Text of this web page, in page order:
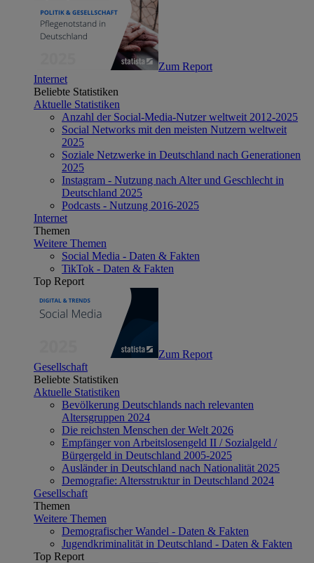
Zum Report
Internet
Beliebte Statistiken
Aktuelle Statistiken
Anzahl der Social-Media-Nutzer weltweit 2012-2025
Social Networks mit den meisten Nutzern weltweit
2025
Soziale Netzwerke in Deutschland nach Generationen
2025
Instagram - Nutzung nach Alter und Geschlecht in
Deutschland 2025
Podcasts - Nutzung 2016-2025
Internet
Themen
Weitere Themen
Social Media - Daten & Fakten
TikTok - Daten & Fakten
Top Report
Zum Report
Gesellschaft
Beliebte Statistiken
Aktuelle Statistiken
Bevölkerung Deutschlands nach relevanten
Altersgruppen 2024
Die reichsten Menschen der Welt 2026
Empfänger von Arbeitslosengeld II / Sozialgeld /
Bürgergeld in Deutschland 2005-2025
Ausländer in Deutschland nach Nationalität 2025
Demografie: Altersstruktur in Deutschland 2024
Gesellschaft
Themen
Weitere Themen
Demografischer Wandel - Daten & Fakten
Jugendkriminalität in Deutschland - Daten & Fakten
Top Report